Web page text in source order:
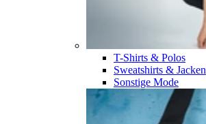
T-Shirts & Polos
Sweatshirts & Jacken
Sonstige Mode